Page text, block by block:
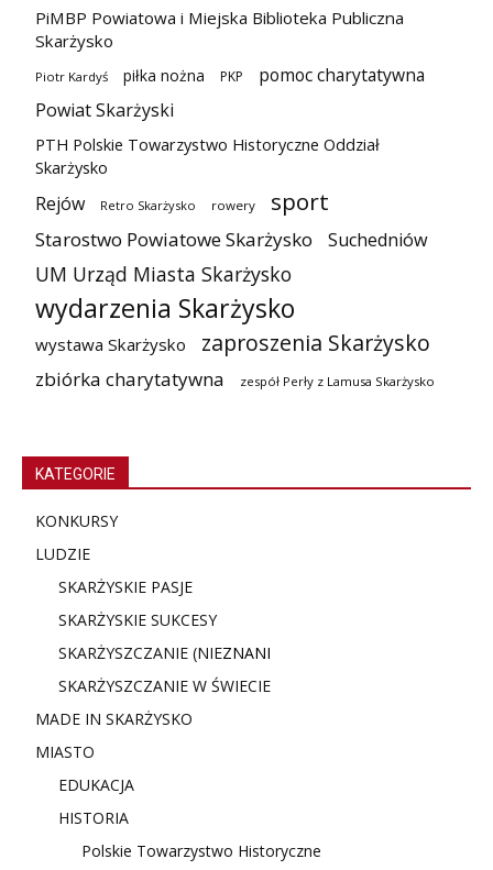
PiMBP Powiatowa i Miejska Biblioteka Publiczna
Skarżysko
Piotr Kardyś piłka nożna PKP
pomoc charytatywna
Powiat Skarżyski
PTH Polskie Towarzystwo Historyczne Oddział
Skarżysko
Rejów Retro Skarżysko rowery sport
Starostwo Powiatowe Skarżysko Suchedniów
UM Urząd Miasta Skarżysko
wydarzenia Skarżysko
wystawa Skarżysko zaproszenia Skarżysko
zbiórka charytatywna zespół Perły z Lamusa Skarżysko
KATEGORIE
KONKURSY
LUDZIE
SKARŻYSKIE PASJE
SKARŻYSKIE SUKCESY
SKARŻYSZCZANIE (NIEZNANI
SKARŻYSZCZANIE W ŚWIECIE
MADE IN SKARŻYSKO
MIASTO
EDUKACJA
HISTORIA
Polskie Towarzystwo Historyczne